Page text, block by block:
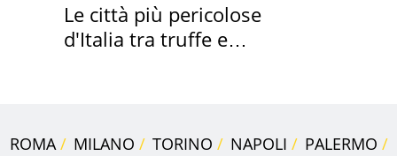
Le città più pericolose
d'Italia tra truffe e
ROMA MILANO TORINO NAPOLI
PALERMO